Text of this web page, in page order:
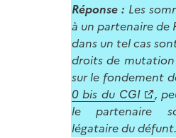
Réponse : Les
à un partenaire de
dans un tel cas
droits de
sur le fondement
0 bis du CGI
,
le partenaire
légataire du défunt.